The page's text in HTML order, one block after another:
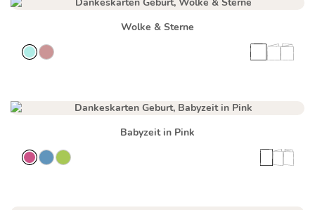
Wolke & Sterne
Babyzeit in Pink